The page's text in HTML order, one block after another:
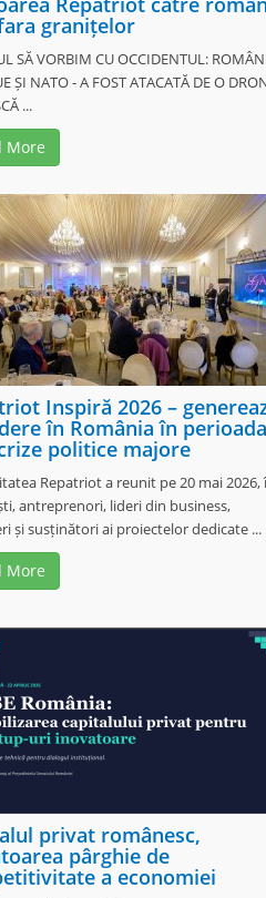
granițelor
SĂ VORBIM CU OCCIDENTUL:
ȘI NATO - A FOST ATACATĂ DE O
...
More
Inspiră 2026 –
în România în perioada
politice majore
Repatriot a reunit pe 20 mai 2026,
antreprenori, lideri din business,
și susținători ai proiectelor dedicate ...
More
privat românesc,
pârghie de
a economiei